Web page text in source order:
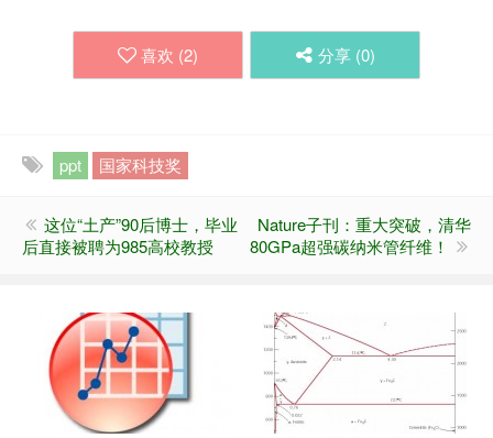
喜欢 (2) 分享 (0)
ppt 国家科技奖
这位“土产”90后博士，毕业
后直接被聘为985高校教授
Nature子刊：重大突破，清华
80GPa超强碳纳米管纤维！